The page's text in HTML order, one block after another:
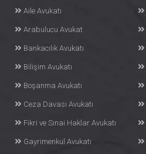
Aile Avukatı
Arabulucu Avukat
Bankacılık Avukatı
Bilişim Avukatı
Boşanma Avukatı
Ceza Davası Avukatı
Fikri ve Sınai Haklar Avukatı
Gayrimenkul Avukatı